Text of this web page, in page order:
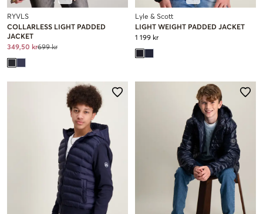
RYVLS
COLLARLESS LIGHT PADDED
JACKET
349,50 kr699 kr
Lyle & Scott
LIGHT WEIGHT PADDED JACKET
1 199 kr